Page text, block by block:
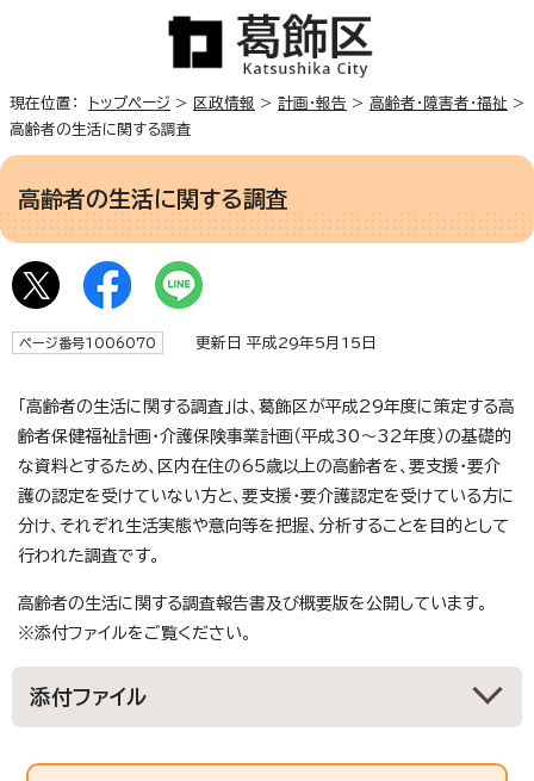
現在位置： トップページ > 区政情報 > 計画・報告 > 高齢者・障害者・福祉 >
高齢者の生活に関する調査
高齢者の生活に関する調査
ページ番号1006070 更新日 平成29年5月15日
「高齢者の生活に関する調査」は、葛飾区が平成29年度に策定する高
齢者保健福祉計画・介護保険事業計画（平成30～32年度）の基礎的
な資料とするため、区内在住の65歳以上の高齢者を、要支援・要介
護の認定を受けていない方と、要支援・要介護認定を受けている方に
分け、それぞれ生活実態や意向等を把握、分析することを目的として
行われた調査です。
高齢者の生活に関する調査報告書及び概要版を公開しています。
※添付ファイルをご覧ください。
添付ファイル